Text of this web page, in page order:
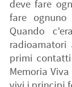
deve fare
fare
Quando
primi
Memoria